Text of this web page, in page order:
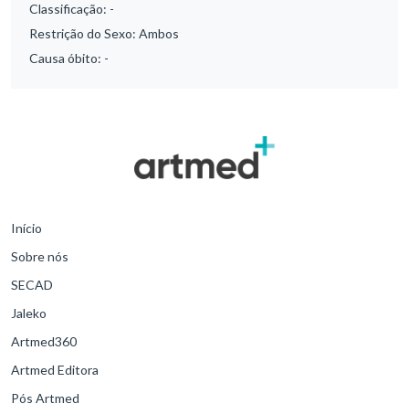
Classificação: -
Restrição do Sexo: Ambos
Causa óbito: -
Início
Sobre nós
SECAD
Jaleko
Artmed360
Artmed Editora
Pós Artmed